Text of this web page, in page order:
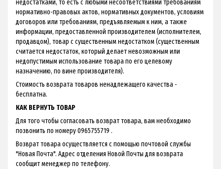
недостатками, то есть с любыми несоответствиями требованиям
нормативно-правовых актов, нормативных документов, условиям
договоров или требованиям, предъявляемым к ним, а также
информации, предоставленной производителем (исполнителем,
продавцом), товар с существенным недостатком (существенным
считается недостаток, который делает невозможным или
недопустимым использование товара по его целевому
назначению, по вине производителя).
Стоимость возврата товаров ненадлежащего качества -
бесплатна.
КАК ВЕРНУТЬ ТОВАР
Для того чтобы согласовать возврат товара, вам необходимо
позвонить по номеру 0965755719 .
Возврат товара осуществляется с помощью почтовой службы
"Новая Почта". Адрес отделения Новой Почты для возврата
сообщит менеджер по телефону.